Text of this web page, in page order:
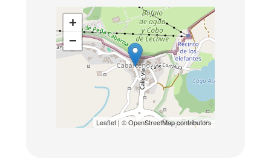
+
−
Leaflet| ©OpenStreetMapcontributors